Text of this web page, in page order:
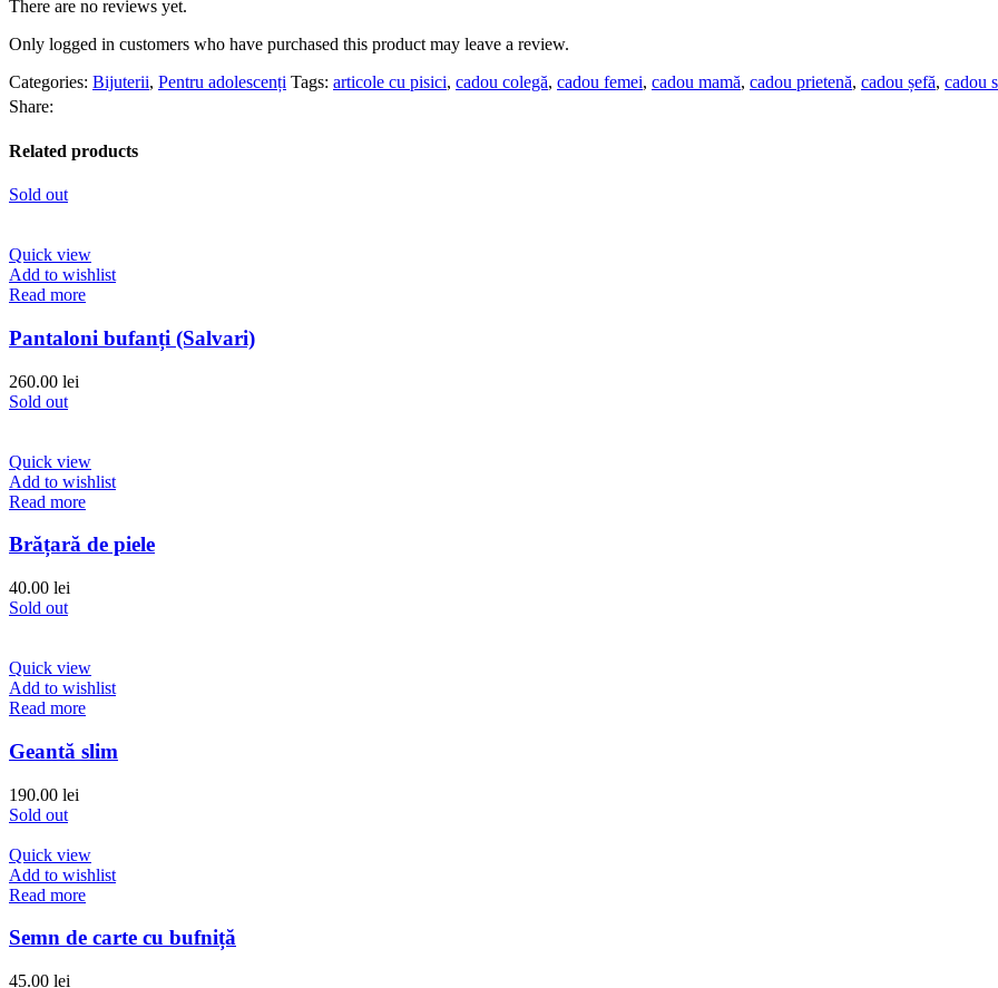
There are no reviews yet.
Only logged in customers who have purchased this product may leave a review.
Categories: Bijuterii, Pentru adolescenți Tags: articole cu pisici, cadou colegă, cadou femei, cadou mamă, cadou prietenă, cadou șefă, cadou
Share:
Related products
Sold out
Quick view
Add to wishlist
Read more
Pantaloni bufanți (Salvari)
260.00 lei
Sold out
Quick view
Add to wishlist
Read more
Brățară de piele
40.00 lei
Sold out
Quick view
Add to wishlist
Read more
Geantă slim
190.00 lei
Sold out
Quick view
Add to wishlist
Read more
Semn de carte cu bufniță
45.00 lei